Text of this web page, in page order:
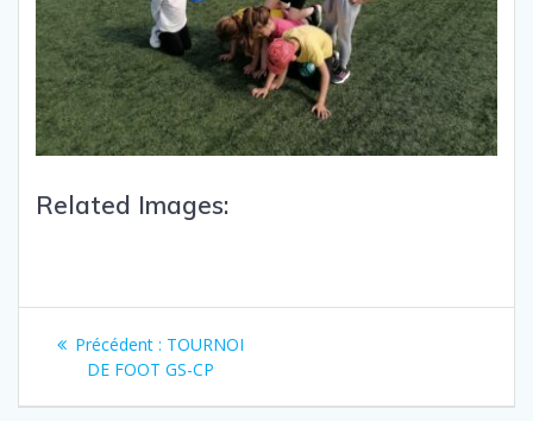
Related Images:
Précédent : TOURNOI
DE FOOT GS-CP